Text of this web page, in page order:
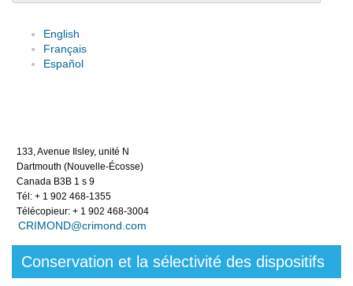
English
Français
Español
133, Avenue Ilsley, unité N
Dartmouth (Nouvelle-Écosse)
Canada B3B 1 s 9
Tél: + 1 902 468-1355
Télécopieur: + 1 902 468-3004
CRIMOND@crimond.com
Conservation et la sélectivité des dispositifs